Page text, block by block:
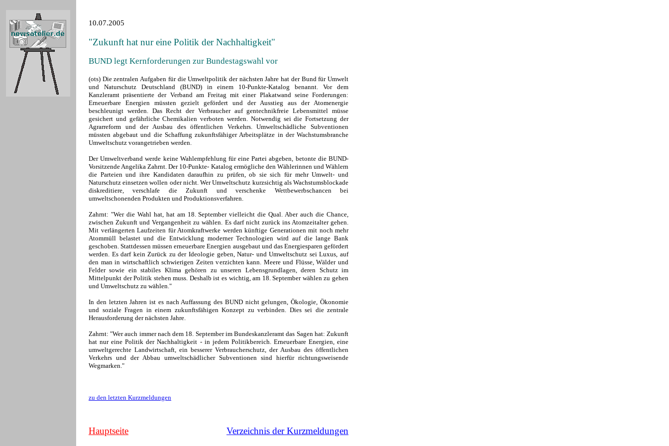
10.07.2005
"Zukunft hat nur eine Politik der Nachhaltigkeit"
BUND legt Kernforderungen zur Bundestagswahl vor
(ots) Die zentralen Aufgaben für die Umweltpolitik der nächsten Jahre hat der Bund für Umwelt
und Naturschutz Deutschland (BUND) in einem 10-Punkte-Katalog benannt. Vor dem
Kanzleramt präsentierte der Verband am Freitag mit einer Plakatwand seine Forderungen:
Erneuerbare Energien müssten gezielt gefördert und der Ausstieg aus der Atomenergie
beschleunigt werden. Das Recht der Verbraucher auf gentechnikfreie Lebensmittel müsse
gesichert und gefährliche Chemikalien verboten werden. Notwendig sei die Fortsetzung der
Agrarreform und der Ausbau des öffentlichen Verkehrs. Umweltschädliche Subventionen
müssten abgebaut und die Schaffung zukunftsfähiger Arbeitsplätze in der Wachstumsbranche
Umweltschutz vorangetrieben werden.
Der Umweltverband werde keine Wahlempfehlung für eine Partei abgeben, betonte die BUND-
Vorsitzende Angelika Zahrnt. Der 10-Punkte- Katalog ermögliche den Wählerinnen und Wählern
die Parteien und ihre Kandidaten daraufhin zu prüfen, ob sie sich für mehr Umwelt- und
Naturschutz einsetzen wollen oder nicht. Wer Umweltschutz kurzsichtig als Wachstumsblockade
diskreditiere, verschlafe die Zukunft und verschenke Wettbewerbschancen bei
umweltschonenden Produkten und Produktionsverfahren.
Zahrnt: "Wer die Wahl hat, hat am 18. September vielleicht die Qual. Aber auch die Chance,
zwischen Zukunft und Vergangenheit zu wählen. Es darf nicht zurück ins Atomzeitalter gehen.
Mit verlängerten Laufzeiten für Atomkraftwerke werden künftige Generationen mit noch mehr
Atommüll belastet und die Entwicklung moderner Technologien wird auf die lange Bank
geschoben. Stattdessen müssen erneuerbare Energien ausgebaut und das Energiesparen gefördert
werden. Es darf kein Zurück zu der Ideologie geben, Natur- und Umweltschutz sei Luxus, auf
den man in wirtschaftlich schwierigen Zeiten verzichten kann. Meere und Flüsse, Wälder und
Felder sowie ein stabiles Klima gehören zu unseren Lebensgrundlagen, deren Schutz im
Mittelpunkt der Politik stehen muss. Deshalb ist es wichtig, am 18. September wählen zu gehen
und Umweltschutz zu wählen."
In den letzten Jahren ist es nach Auffassung des BUND nicht gelungen, Ökologie, Ökonomie
und soziale Fragen in einem zukunftsfähigen Konzept zu verbinden. Dies sei die zentrale
Herausforderung der nächsten Jahre.
Zahrnt: "Wer auch immer nach dem 18. September im Bundeskanzleramt das Sagen hat: Zukunft
hat nur eine Politik der Nachhaltigkeit - in jedem Politikbereich. Erneuerbare Energien, eine
umweltgerechte Landwirtschaft, ein besserer Verbraucherschutz, der Ausbau des öffentlichen
Verkehrs und der Abbau umweltschädlicher Subventionen sind hierfür richtungsweisende
Wegmarken."
zu den letzten Kurzmeldungen
Hauptseite Verzeichnis der Kurzmeldungen